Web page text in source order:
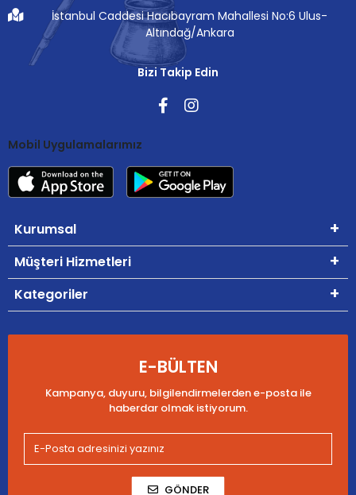
İstanbul Caddesi Hacıbayram Mahallesi No:6 Ulus-
Altındağ/Ankara
Bizi Takip Edin
Mobil Uygulamalarımız
Kurumsal
Müşteri Hizmetleri
Kategoriler
E-BÜLTEN
Kampanya, duyuru, bilgilendirmelerden e-posta ile
haberdar olmak istiyorum.
GÖNDER